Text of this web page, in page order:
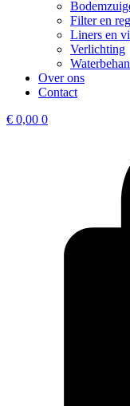
Filter en
Liners en
Verlichting
Over ons
Contact
€ 0,00 0